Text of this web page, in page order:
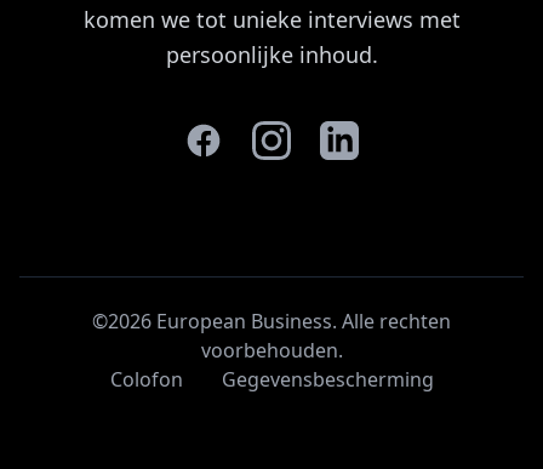
komen we tot unieke interviews met
persoonlijke inhoud.
©2026 European Business. Alle rechten
voorbehouden.
Colofon
Gegevensbescherming